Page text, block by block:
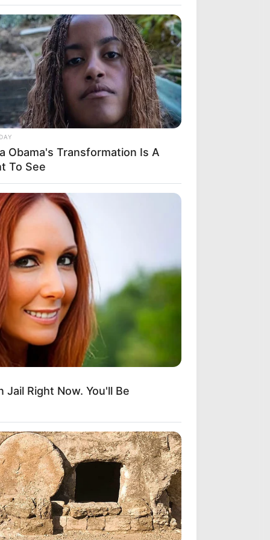
Obama's Transformation Is A
To See
Jail Right Now. You'll Be